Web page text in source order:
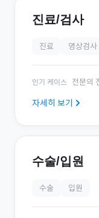
진료/검사
진료 영상검사
인기 케이스 전문의
자세히 보기
수술/입원
수술 입원